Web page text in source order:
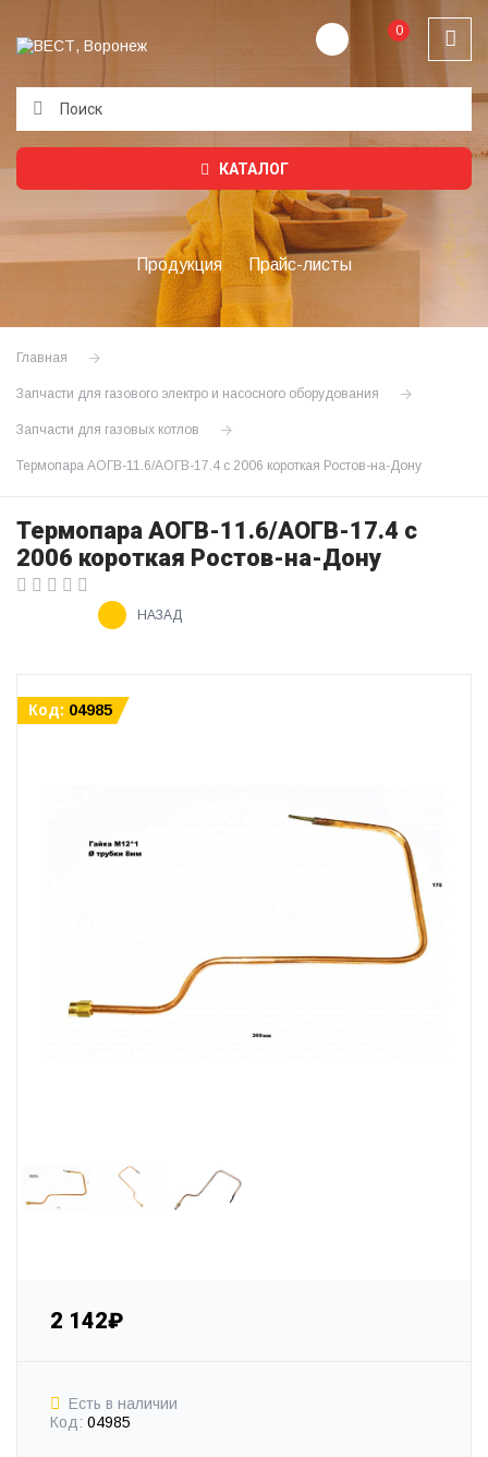
0
КАТАЛОГ
Продукция Прайс-листы
Главная
Запчасти для газового электро и насосного оборудования
Запчасти для газовых котлов
Термопара АОГВ-11.6/АОГВ-17.4 с 2006 короткая Ростов-на-Дону
Термопара АОГВ-11.6/АОГВ-17.4 с
2006 короткая Ростов-на-Дону
НАЗАД
Код: 04985
2 142₽
Есть в наличии
Код: 04985